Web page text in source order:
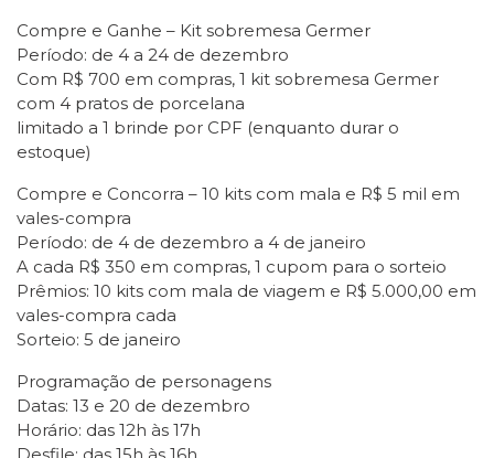
Compre e Ganhe – Kit sobremesa Germer
Período: de 4 a 24 de dezembro
Com R$ 700 em compras, 1 kit sobremesa Germer
com 4 pratos de porcelana
limitado a 1 brinde por CPF (enquanto durar o
estoque)
Compre e Concorra – 10 kits com mala e R$ 5 mil em
vales-compra
Período: de 4 de dezembro a 4 de janeiro
A cada R$ 350 em compras, 1 cupom para o sorteio
Prêmios: 10 kits com mala de viagem e R$ 5.000,00 em
vales-compra cada
Sorteio: 5 de janeiro
Programação de personagens
Datas: 13 e 20 de dezembro
Horário: das 12h às 17h